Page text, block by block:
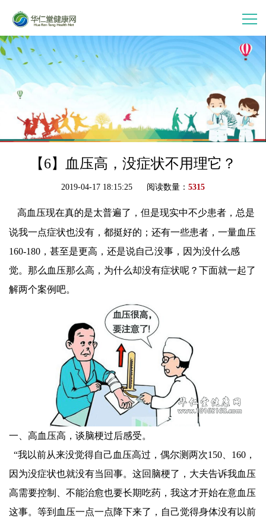
首 页
走进华仁堂
连锁加盟
案例分享
会员中心
【6】血压高，没症状不用理它？
2019-04-17 18:15:25 阅读数量： 5315
高血压现在真的是太普遍了，但是现实中不少患者，总是
说我一点症状也没有，都挺好的；还有一些患者，一量血压
160-180，甚至是更高，还是说自己没事，因为没什么感
觉。那么血压那么高，为什么却没有症状呢？下面就一起了
解两个案例吧。
一、高血压高，谈脑梗过后感受。
“我以前从来没觉得自己血压高过，偶尔测两次150、160，
因为没症状也就没有当回事。这回脑梗了，大夫告诉我血压
高需要控制、不能治愈也要长期吃药，我这才开始在意血压
这事。等到血压一点一点降下来了，自己觉得身体没有以前